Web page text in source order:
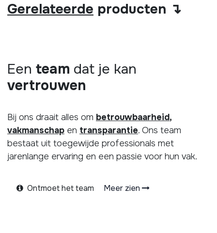
Gerelateerde producten ↴
Een team dat je kan
vertrouwen
Bij ons draait alles om betrouwbaarheid,
vakmanschap en transparantie. Ons team
bestaat uit toegewijde professionals met
jarenlange ervaring en een passie voor hun vak.
Ontmoet het team Meer zien